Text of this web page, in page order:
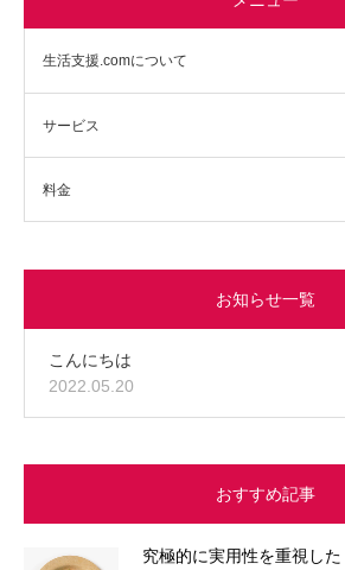
生活支援.comについて
サービス
料金
お知らせ一覧
こんにちは
2022.05.20
おすすめ記事
究極的に実用性を重視し